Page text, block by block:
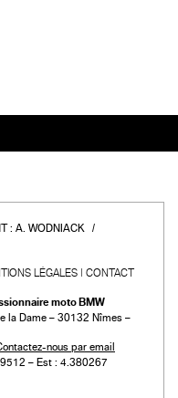
: A. WODNIACK
LÉGALES CONTACT
moto BMW
la Dame – 30132 Nîmes –
nous par email
– Est : 4.380267